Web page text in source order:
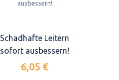
Schadhafte Leitern
sofort ausbessern!
6,05 €